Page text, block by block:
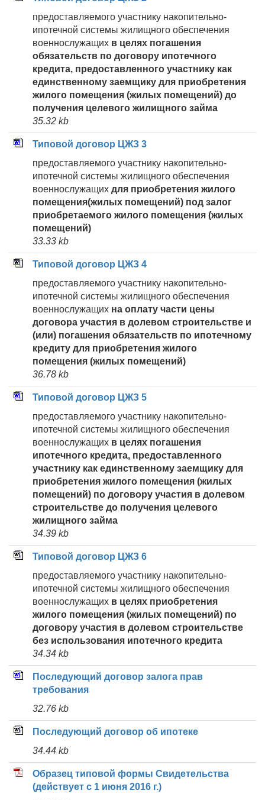
предоставляемого участнику накопительно-
ипотечной системы жилищного обеспечения
военнослужащих в целях погашения
обязательств по договору ипотечного
кредита, предоставленного участнику как
единственному заемщику для приобретения
жилого помещения (жилых помещений) до
получения целевого жилищного займа
35.32 kb
Типовой договор ЦЖЗ 3
предоставляемого участнику накопительно-
ипотечной системы жилищного обеспечения
военнослужащих для приобретения жилого
помещения(жилых помещений) под залог
приобретаемого жилого помещения (жилых
помещений)
33.33 kb
Типовой договор ЦЖЗ 4
предоставляемого участнику накопительно-
ипотечной системы жилищного обеспечения
военнослужащих на оплату части цены
договора участия в долевом строительстве и
(или) погашения обязательств по ипотечному
кредиту для приобретения жилого
помещения (жилых помещений)
36.78 kb
Типовой договор ЦЖЗ 5
предоставляемого участнику накопительно-
ипотечной системы жилищного обеспечения
военнослужащих в целях погашения
ипотечного кредита, предоставленного
участнику как единственному заемщику для
приобретения жилого помещения (жилых
помещений) по договору участия в долевом
строительстве до получения целевого
жилищного займа
34.39 kb
Типовой договор ЦЖЗ 6
предоставляемого участнику накопительно-
ипотечной системы жилищного обеспечения
военнослужащих в целях приобретения
жилого помещения (жилых помещений) по
договору участия в долевом строительстве
без использования ипотечного кредита
34.34 kb
Последующий договор залога прав
требования
32.76 kb
Последующий договор об ипотеке
34.44 kb
Образец типовой формы Свидетельства
(действует с 1 июня 2016 г.)